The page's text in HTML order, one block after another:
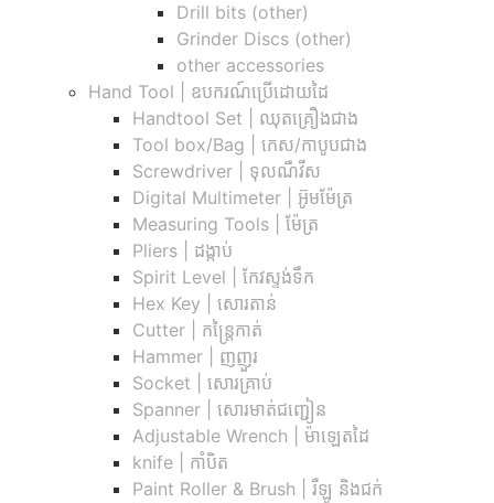
Drill bits (other)
Grinder Discs (other)
other accessories
Hand Tool | ឧបករណ៍ប្រើដោយដៃ
Handtool Set | ឈុតគ្រឿងជាង
Tool box/Bag | កេស/កាបូបជាង
Screwdriver | ទុលណឺវីស
Digital Multimeter | អ៊ូមម៉ែត្រ
Measuring Tools | ម៉ែត្រ
Pliers | ដង្កាប់
Spirit Level | កែវស្ទង់ទឹក
Hex Key | សោរតាន់
Cutter | កន្រ្តៃកាត់
Hammer | ញញួរ
Socket | សោរគ្រាប់
Spanner |​ សោរមាត់ជញ្ជៀន
Adjustable Wrench |​ ម៉ាឡេតដៃ
knife | កាំបិត
Paint Roller & Brush | រឺឡូ និងជក់